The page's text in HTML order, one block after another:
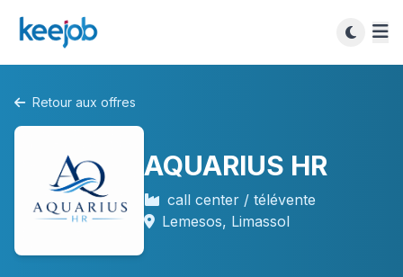
Retour aux offres
AQUARIUS HR
call center / télévente
Lemesos, Limassol